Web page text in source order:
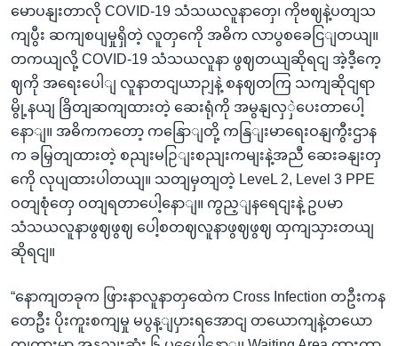
မောပနျးတာလို COVID-19 သံသယလူနာတှေ၊ ကိုဗဈနဲ့ပတျသ
ကျပွီး ဆကျစပျမှုရှိတဲ့ လူတှကေို အဓိက လာပွစခေငြျတယျ။
တကယျလို့ COVID-19 သံသယလူနာ ဖွဈတယျဆိုရငျ အဲ့ဒီ့ကေ့
ဈကို အရေးပေါျ လူနာတငျယာဉျနဲ့ စနဈတကြ သကျဆိုငျရာ
မွို့နယျ ခြိတျဆကျထားတဲ့ ဆေးရုံကို အမွနျလှှဲပေးတာပေါ့
နောျ။ အဓိကကတော့ ကနြောျတို့ ကနြျးမာရေးဝနျကွီးဌာန
က ခမြှတျထားတဲ့ စညျးမဉြျးစညျးကမျးနဲ့အညီ ဆေးခနျးတှ
ကေို လုပျထားပါတယျ။ သတျမှတျတဲ့ LeveL 2, Level 3 PPE
ဝတျစုံတှေ ဝတျရတာပေါ့နောျ။ ကွည့ျနရေငျးနဲ့ ဥပမာ
သံသယလူနာဖွဈဖွဈ ပေါ့စတဈလူနာဖွဈဖွဈ ထှကျသှားတယျ
ဆိုရငျ။
“နောကျတခုက ဖြားနာလူနာတှထေဲက Cross Infection တဦးကန
တေဦး ပိုးကူးစကျမှု မပွန့ျပှားရအောငျ တယောကျနဲ့တယော